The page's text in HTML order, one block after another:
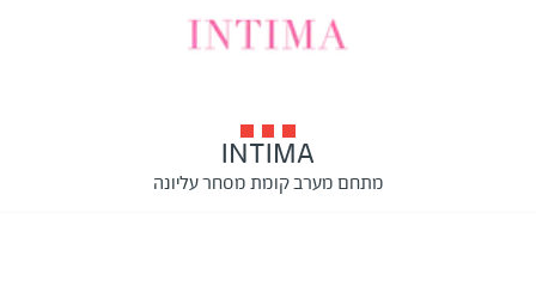
INTIMA
מתחם מערב קומת מסחר עליונה